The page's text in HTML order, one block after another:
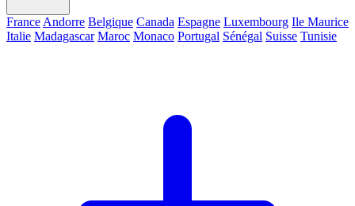
France Andorre Belgique Canada Espagne Luxembourg Ile Maurice
Italie Madagascar Maroc Monaco Portugal Sénégal Suisse Tunisie